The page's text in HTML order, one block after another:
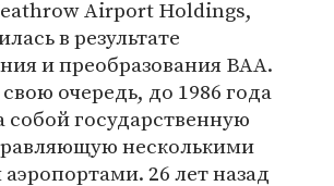
Airport Holdings,
в результате
и преобразования ВАА.
очередь, до 1986 года
собой государственную
несколькими
26 лет назад